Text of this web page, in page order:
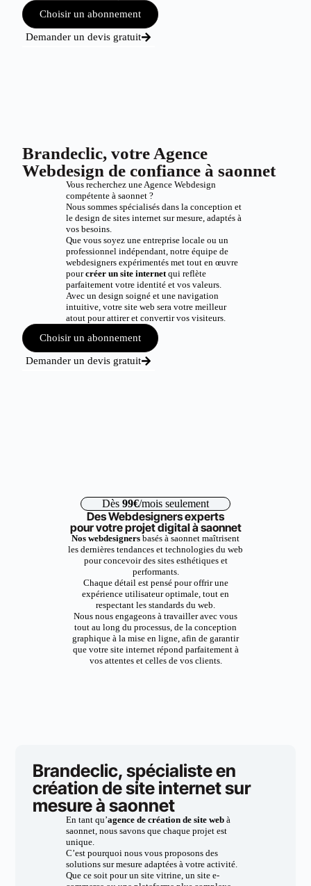
Choisir un abonnement
Demander un devis gratuit
Brandeclic, votre Agence
Webdesign de confiance à saonnet
Vous recherchez une Agence Webdesign
compétente à saonnet ?
Nous sommes spécialisés dans la conception et
le design de sites internet sur mesure, adaptés à
vos besoins.
Que vous soyez une entreprise locale ou un
professionnel indépendant, notre équipe de
webdesigners expérimentés met tout en œuvre
pourcréer un site internetqui reflète
parfaitement votre identité et vos valeurs.
Avec un design soigné et une navigation
intuitive, votre site web sera votre meilleur
atout pour attirer et convertir vos visiteurs.
Choisir un abonnement
Demander un devis gratuit
Dès 99€/mois seulement
Des Webdesigners experts
pour votre projet digital à saonnet
Nos webdesigners basés à saonnet maîtrisent
les dernières tendances et technologies du web
pour concevoir des sites esthétiques et
performants.
Chaque détail est pensé pour offrir une
expérience utilisateur optimale, tout en
respectant les standards du web.
Nous nous engageons à travailler avec vous
tout au long du processus, de la conception
graphique à la mise en ligne, afin de garantir
que votre site internet répond parfaitement à
vos attentes et celles de vos clients.
Brandeclic, spécialiste en
création de site internet sur
mesure à saonnet
En tant qu’agence de création de site webà
saonnet, nous savons que chaque projet est
unique.
C’est pourquoi nous vous proposons des
solutions sur mesure adaptées à votre activité.
Que ce soit pour un site vitrine, un site e-